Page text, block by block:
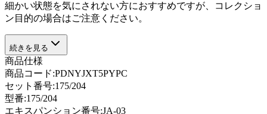
細かい状態を気にされない方におすすめですが、コレクショ
ン目的の場合はご注意ください。
続きを見る
商品仕様
商品コード:PDNYJXT5PYPC
セット番号:175/204
型番:175/204
エキスパンション番号:JA-03